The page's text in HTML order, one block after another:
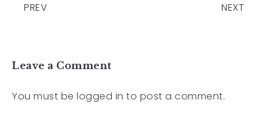
PREV NEXT
Leave a Comment
You must be logged in to post a comment.